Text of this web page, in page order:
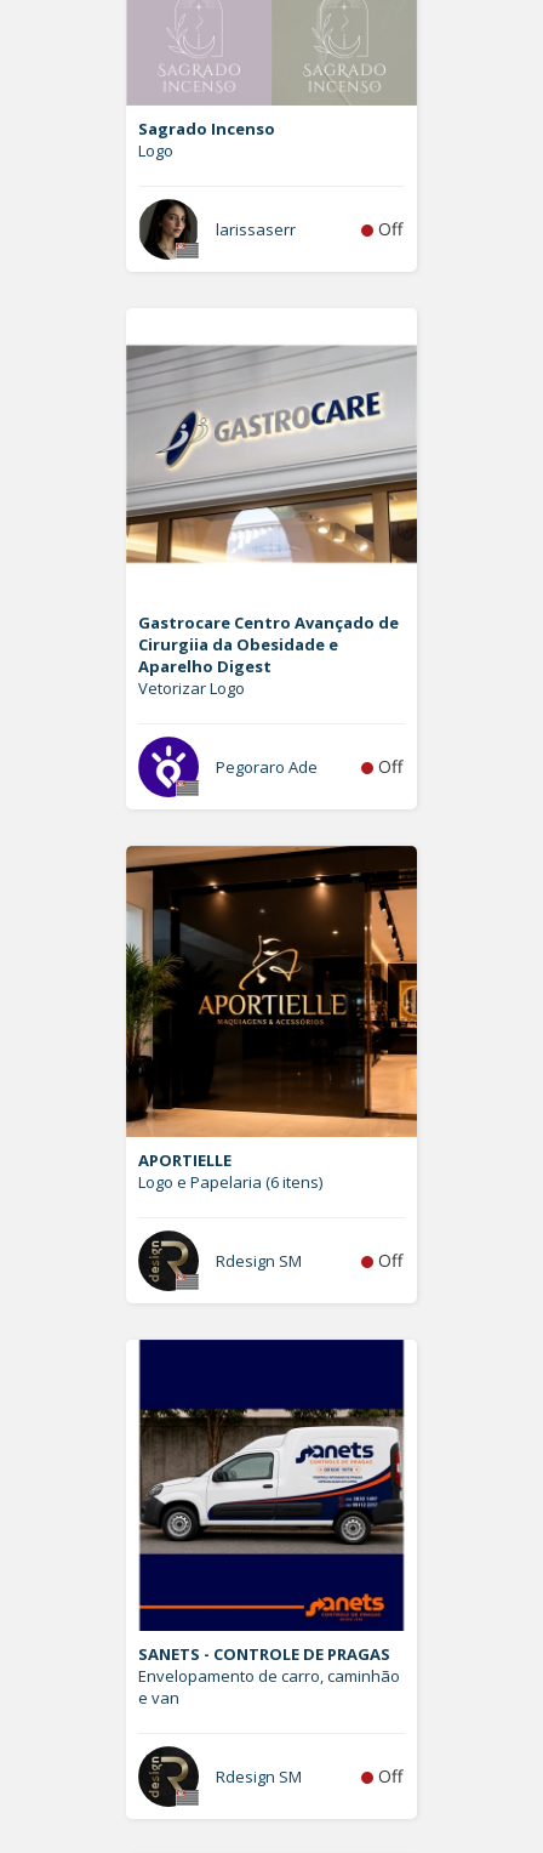
Sagrado Incenso
Logo
larissaserr Off
Gastrocare Centro Avançado de
Cirurgiia da Obesidade e
Aparelho Digest
Vetorizar Logo
Pegoraro Ade Off
APORTIELLE
Logo e Papelaria (6 itens)
Rdesign SM Off
SANETS - CONTROLE DE PRAGAS
Envelopamento de carro, caminhão
e van
Rdesign SM Off